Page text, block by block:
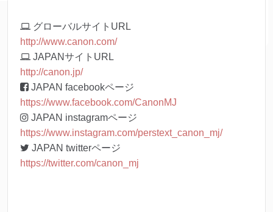
グローバルサイトURL
http://www.canon.com/
JAPANサイトURL
http://canon.jp/
JAPAN facebookページ
https://www.facebook.com/CanonMJ
JAPAN instagramページ
https://www.instagram.com/perstext_canon_mj/
JAPAN twitterページ
https://twitter.com/canon_mj